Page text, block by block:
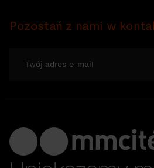
Pozostań z nami w